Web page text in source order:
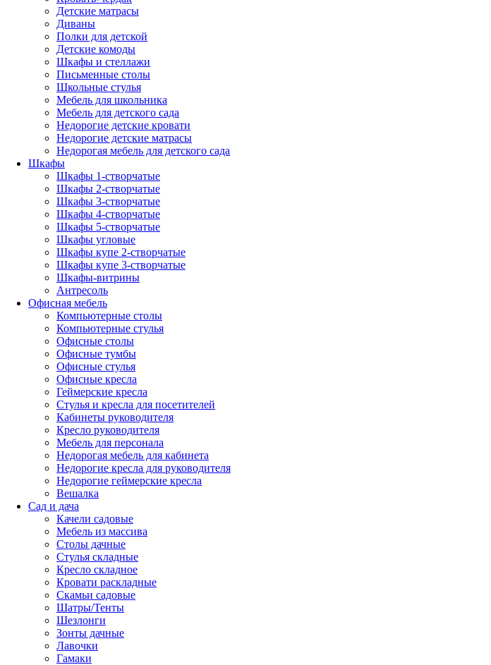
Детские матрасы
Диваны
Полки для детской
Детские комоды
Шкафы и стеллажи
Письменные столы
Школьные стулья
Мебель для школьника
Мебель для детского сада
Недорогие детские кровати
Недорогие детские матрасы
Недорогая мебель для детского сада
Шкафы
Шкафы 1-створчатые
Шкафы 2-створчатые
Шкафы 3-створчатые
Шкафы 4-створчатые
Шкафы 5-створчатые
Шкафы угловые
Шкафы купе 2-створчатые
Шкафы купе 3-створчатые
Шкафы-витрины
Антресоль
Офисная мебель
Компьютерные столы
Компьютерные стулья
Офисные столы
Офисные тумбы
Офисные стулья
Офисные кресла
Геймерские кресла
Стулья и кресла для посетителей
Кабинеты руководителя
Кресло руководителя
Мебель для персонала
Недорогая мебель для кабинета
Недорогие кресла для руководителя
Недорогие геймерские кресла
Вешалка
Сад и дача
Качели садовые
Мебель из массива
Столы дачные
Стулья складные
Кресло складное
Кровати раскладные
Скамьи садовые
Шатры/Тенты
Шезлонги
Зонты дачные
Лавочки
Гамаки